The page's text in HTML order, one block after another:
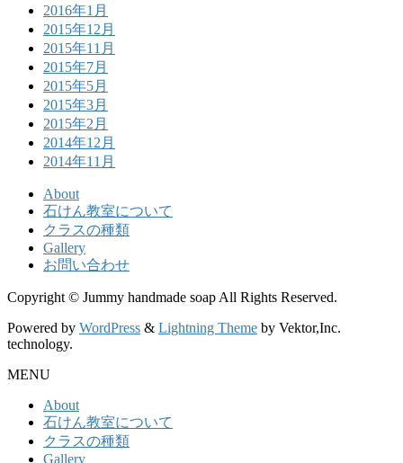
2016年1月
2015年12月
2015年11月
2015年7月
2015年5月
2015年3月
2015年2月
2014年12月
2014年11月
About
石けん教室について
クラスの種類
Gallery
お問い合わせ
Copyright © Jummy handmade soap All Rights Reserved.
Powered by WordPress & Lightning Theme by Vektor,Inc.
technology.
MENU
About
石けん教室について
クラスの種類
Gallery